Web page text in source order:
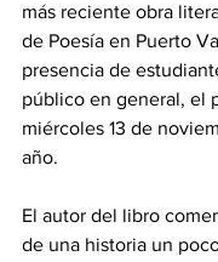
más reciente obra
de Poesía en Puerto
presencia de
público en general, el
miércoles 13 de
año.
El autor del libro
de una historia un